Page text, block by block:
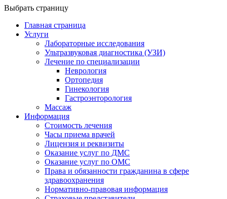
Выбрать страницу
Главная страница
Услуги
Лабораторные исследования
Ультразвуковая диагностика (УЗИ)
Лечение по специализации
Неврология
Ортопедия
Гинекология
Гастроэнторология
Массаж
Информация
Стоимость лечения
Часы приема врачей
Лицензия и реквизиты
Оказание услуг по ДМС
Оказание услуг по ОМС
Права и обязанности гражданина в сфере
здравоохранения
Нормативно-правовая информация